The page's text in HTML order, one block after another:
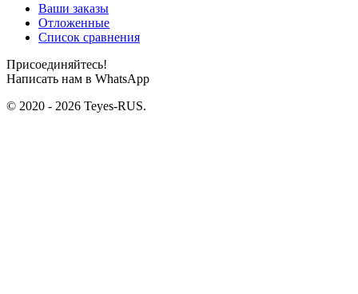
Ваши заказы
Отложенные
Список сравнения
Присоединяйтесь!
Написать нам в WhatsApp
© 2020 - 2026 Teyes-RUS.